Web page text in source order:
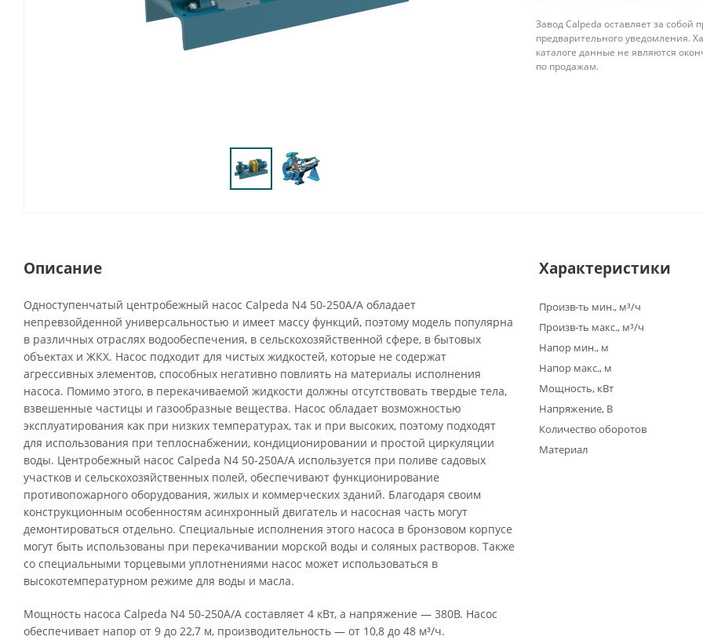
Завод Calpeda оставляет за собой
предварительного уведомления.
каталоге данные не являются
по продажам.
Описание
Одноступенчатый центробежный насос Calpeda N4 50-250A/A обладает
непревзойденной универсальностью и имеет массу функций, поэтому модель популярна
в различных отраслях водообеспечения, в сельскохозяйственной сфере, в бытовых
объектах и ЖКХ. Насос подходит для чистых жидкостей, которые не содержат
агрессивных элементов, способных негативно повлиять на материалы исполнения
насоса. Помимо этого, в перекачиваемой жидкости должны отсутствовать твердые тела,
взвешенные частицы и газообразные вещества. Насос обладает возможностью
эксплуатирования как при низких температурах, так и при высоких, поэтому подходят
для использования при теплоснабжении, кондиционировании и простой циркуляции
воды. Центробежный насос Calpeda N4 50-250A/A используется при поливе садовых
участков и сельскохозяйственных полей, обеспечивают функционирование
противопожарного оборудования, жилых и коммерческих зданий. Благодаря своим
конструкционным особенностям асинхронный двигатель и насосная часть могут
демонтироваться отдельно. Специальные исполнения этого насоса в бронзовом корпусе
могут быть использованы при перекачивании морской воды и соляных растворов. Также
со специальными торцевыми уплотнениями насос может использоваться в
высокотемпературном режиме для воды и масла.
Мощность насоса Calpeda N4 50-250A/A составляет 4 кВт, а напряжение — 380В. Насос
обеспечивает напор от 9 до 22,7 м, производительность — от 10,8 до 48 м³/ч.
Характеристики
Произв-ть мин., м³/ч
Произв-ть макс., м³/ч
Напор мин., м
Напор макс., м
Мощность, кВт
Напряжение, В
Количество оборотов
Материал